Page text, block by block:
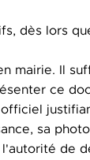
dès lors
mairie. Il
ce
sa
de